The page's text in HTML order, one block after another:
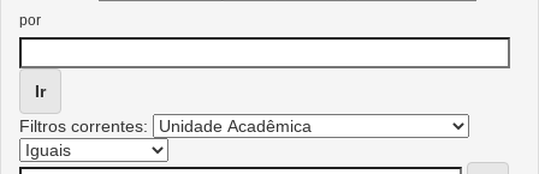
por
Filtros correntes: